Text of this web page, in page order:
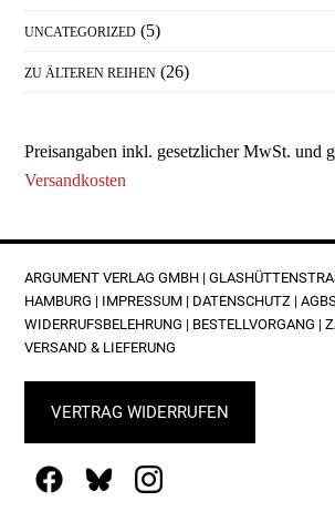
UNCATEGORIZED (5)
ZU ÄLTEREN REIHEN (26)
Preisangaben inkl. gesetzlicher MwSt. und
Versandkosten
FOOTER
ARGUMENT VERLAG GMBH |
AMBURG | IMPRESSUM | DATENSCHUTZ |
WIDERRUFSBELEHRUNG | BESTELLVORGANG |
VERSAND & LIEFERUNG
VERTRAG WIDERRUFEN